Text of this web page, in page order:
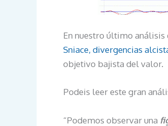
En nuestro último análisis
Sniace, divergencias
objetivo bajista del valor.
Podeis leer este gran
“Podemos observar una